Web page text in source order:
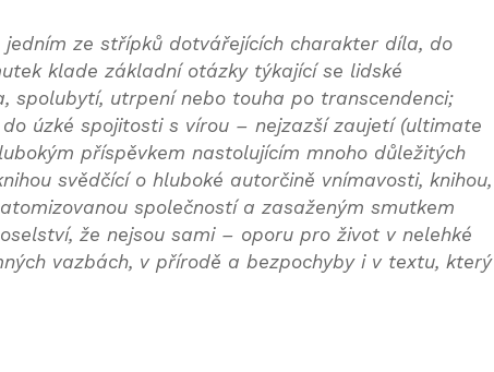
ze střípků dotvářejících charakter díla, do
klade základní otázky týkající se lidské
spolubytí, utrpení nebo touha po transcendenci;
úzké spojitosti s vírou – nejzazší zaujetí (ultimate
příspěvkem nastolujícím mnoho důležitých
svědčící o hluboké autorčině vnímavosti, knihou,
společností a zasaženým smutkem
že nejsou sami – oporu pro život v nelehké
vazbách, v přírodě a bezpochyby i v textu, který